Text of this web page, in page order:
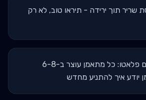
שריר תוך ירידה - תיראו טוב, לא רק
התמודדות עם פלאטו: כל מתאמן עוצר ב-6-8
יודע איך להתניע מחדש